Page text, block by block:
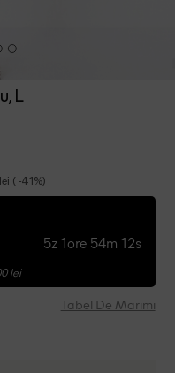
L
( -41%)
5z 1ore 54m 12s
lei
Tabel De Marimi